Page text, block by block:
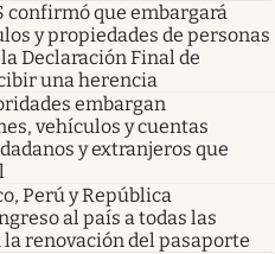
confirmó que embargará
y propiedades de personas
Declaración Final de
una herencia
embargan
vehículos y cuentas
y extranjeros que
Perú y República
al país a todas las
renovación del pasaporte